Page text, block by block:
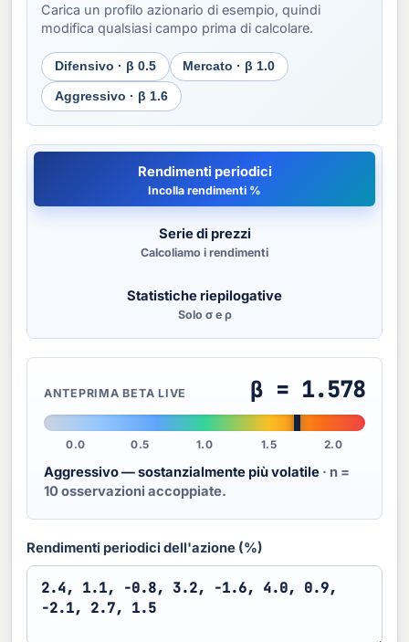
Carica un profilo azionario di esempio, quindi
modifica qualsiasi campo prima di calcolare.
Difensivo · β 0.5 Mercato · β 1.0
Aggressivo · β 1.6
Rendimenti periodici
Incolla rendimenti %
Serie di prezzi
Calcoliamo i rendimenti
Statistiche riepilogative
Solo σ e ρ
ANTEPRIMA BETA LIVE β = 1.578
0.0 0.5 1.0 1.5 2.0
Aggressivo — sostanzialmente più volatile· n =
10osservazioni accoppiate.
Rendimenti periodici dell'azione (%)